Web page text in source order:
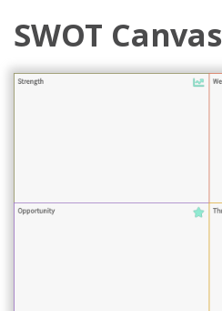
SWOT Canvas